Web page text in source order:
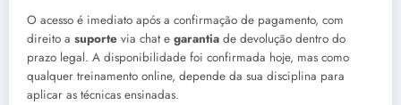
O acesso é imediato após a confirmação de pagamento, com
direito a suporte via chat e garantia de devolução dentro do
prazo legal. A disponibilidade foi confirmada hoje, mas como
qualquer treinamento online, depende da sua disciplina para
aplicar as técnicas ensinadas.